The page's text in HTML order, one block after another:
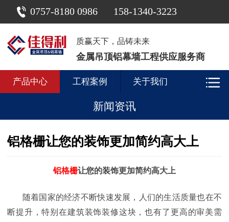
0757-8180 0986 158-1340-3223
质赢天下，品铸未来
金属吊顶铝幕墙工程供应服务商
产品中心 工程案例 关于我们
新闻资讯
铝格栅让您的装饰更加简约高大上
铝格栅让您的装饰更加简约高大上
随着国家的经济不断快速发展，人们的生活质量也在不
断提升，特别在建筑装饰装修这块，也有了更高的审美需